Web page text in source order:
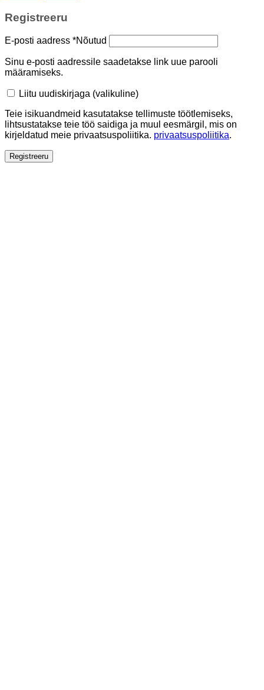
Registreeru
E-posti aadress *Nõutud
Sinu e-posti aadressile saadetakse link uue parooli
määramiseks.
Liitu uudiskirjaga (valikuline)
Teie isikuandmeid kasutatakse tellimuste töötlemiseks,
lihtsustatakse teie töö saidiga ja muul eesmärgil, mis on
kirjeldatud meie privaatsuspoliitika. privaatsuspoliitika.
Registreeru